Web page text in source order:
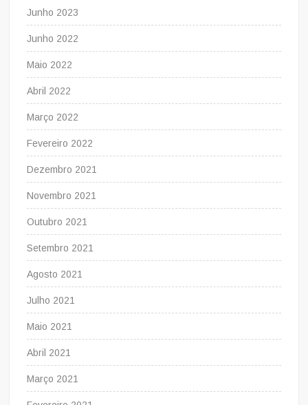
Junho 2023
Junho 2022
Maio 2022
Abril 2022
Março 2022
Fevereiro 2022
Dezembro 2021
Novembro 2021
Outubro 2021
Setembro 2021
Agosto 2021
Julho 2021
Maio 2021
Abril 2021
Março 2021